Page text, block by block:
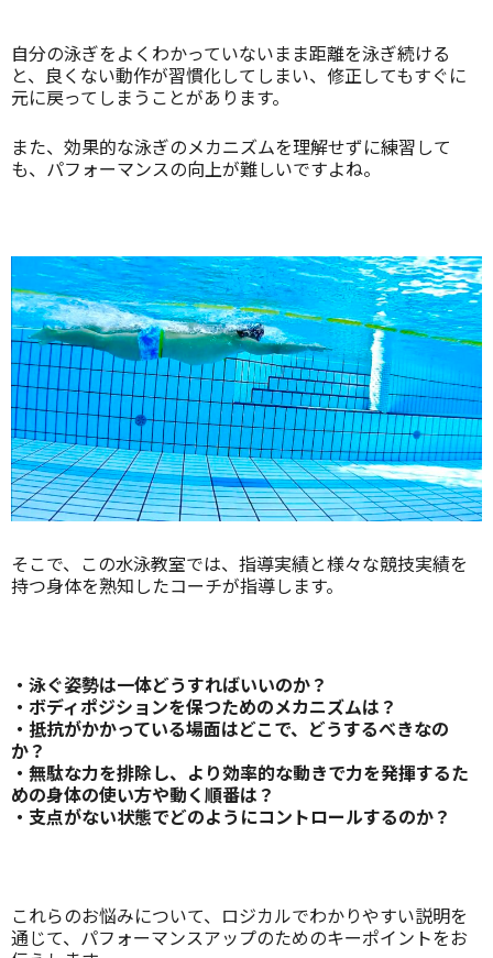
自分の泳ぎをよくわかっていないまま距離を泳ぎ続ける
と、良くない動作が習慣化してしまい、修正してもすぐに
元に戻ってしまうことがあります。
また、効果的な泳ぎのメカニズムを理解せずに練習して
も、パフォーマンスの向上が難しいですよね。
そこで、この水泳教室では、指導実績と様々な競技実績を
持つ身体を熟知したコーチが指導します。
・泳ぐ姿勢は一体どうすればいいのか？
・ボディポジションを保つためのメカニズムは？
・抵抗がかかっている場面はどこで、どうするべきなの
か？
・無駄な力を排除し、より効率的な動きで力を発揮するた
めの身体の使い方や動く順番は？
・支点がない状態でどのようにコントロールするのか？
これらのお悩みについて、ロジカルでわかりやすい説明を
通じて、パフォーマンスアップのためのキーポイントをお